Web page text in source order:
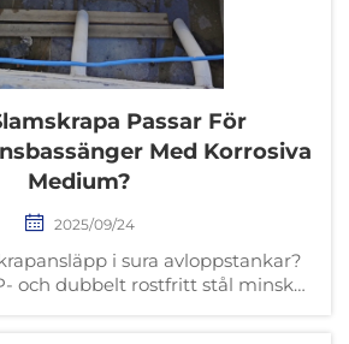
Passar För
Med Korrosiva
Medium?
2025/09/24
i sura avloppstankar?
och dubbelt rostfritt stål minskar